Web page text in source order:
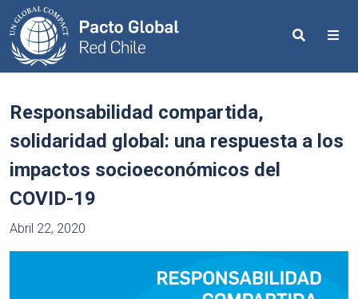
Search
Responsabilidad compartida,
solidaridad global: una respuesta a los
impactos socioeconómicos del
COVID-19
Abril 22, 2020